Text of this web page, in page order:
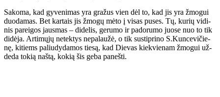
Sa­ko­ma, kad gy­ve­ni­mas yra gra­žus vien dėl to, kad jis yra žmo­gui
duo­da­mas. Bet kar­tais jis žmo­gų mė­to į vi­sas pu­ses. Tų, ku­rių vi­di­
nis pa­rei­gos jaus­mas – di­de­lis, ge­ru­mo ir pa­do­ru­mo juo­se nuo to tik
di­dė­ja. Ar­ti­mų­jų ne­tek­tys ne­pa­lau­žė, o tik su­stip­ri­no S.Kun­ce­vi­čie­
nę, ki­tiems pa­liu­dy­da­mos tie­są, kad Die­vas kiek­vie­nam žmo­gui už­
de­da to­kią naš­tą, ko­kią šis ge­ba pa­neš­ti.